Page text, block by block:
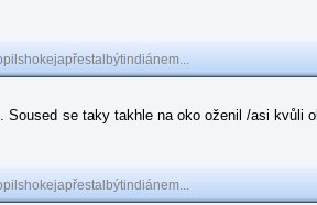
Soused se taky takhle na oko oženil /asi kvůli